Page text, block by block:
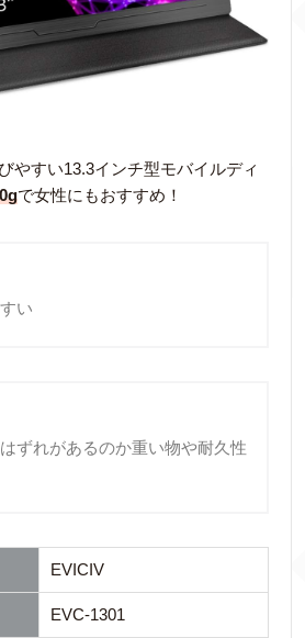
やすい13.3インチ型モバイルディ
で女性にもおすすめ！
い
ずれがあるのか重い物や耐久性
EVICIV
EVC-1301